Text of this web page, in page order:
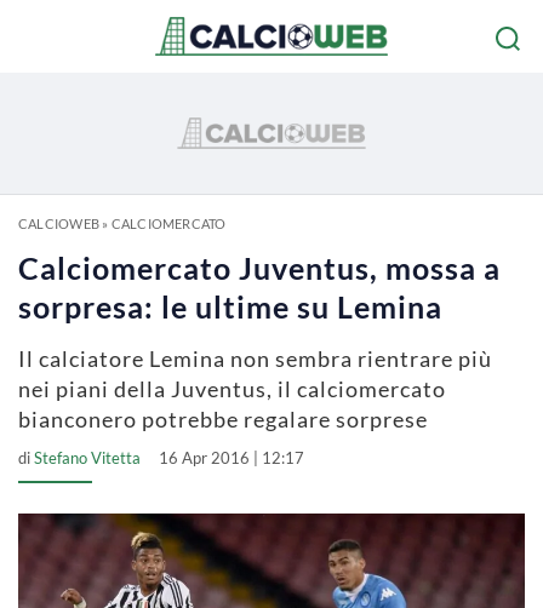
CALCIOWEB» CALCIOMERCATO
Calciomercato Juventus, mossa a
sorpresa: le ultime su Lemina
Il calciatore Lemina non sembra rientrare più
nei piani della Juventus, il calciomercato
bianconero potrebbe regalare sorprese
diStefano Vitetta 16 Apr 2016 | 12:17